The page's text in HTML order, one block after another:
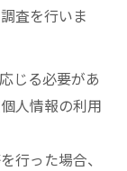
査を行いま
じる必要があ
人情報の利用
行った場合、